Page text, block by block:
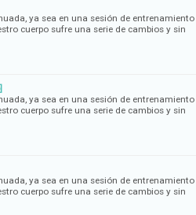
ya sea en una sesión de entrenamiento
cuerpo sufre una serie de cambios y sin
ya sea en una sesión de entrenamiento
cuerpo sufre una serie de cambios y sin
ya sea en una sesión de entrenamiento
cuerpo sufre una serie de cambios y sin